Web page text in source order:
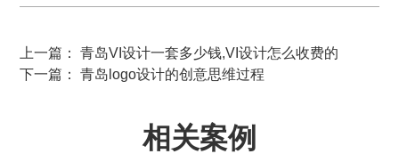
上一篇： 青岛VI设计一套多少钱,VI设计怎么收费的
下一篇： 青岛logo设计的创意思维过程
相关案例